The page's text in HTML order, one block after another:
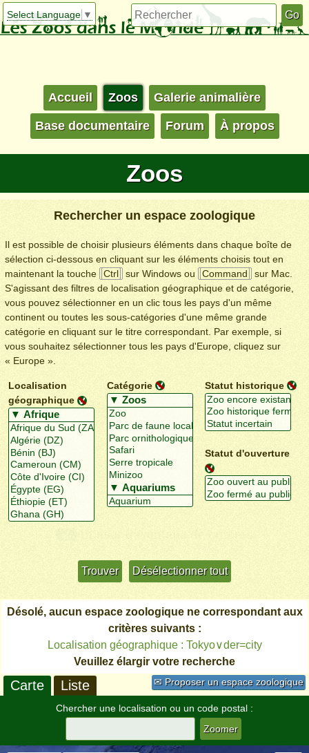
Select Language ▼
Accueil Zoos Galerie animalière
Base documentaire Forum À propos
Zoos
Rechercher un espace zoologique
Il est possible de choisir plusieurs éléments dans chaque boîte de
sélection ci-dessous en cliquant sur les éléments choisis tout en
maintenant la touche
Ctrl sur Windows ou Command
sur Mac.
S'agissant des filtres de localisation géographique et de catégorie,
vous pouvez sélectionner en un clic tous les pays d'un même
continent ou toutes les sous-catégories d'une même grande
catégorie en cliquant sur le titre correspondant. Par exemple, si
vous souhaitez sélectionner tous les pays d'Europe, cliquez sur
« Europe ».
Localisation
géographique
Catégorie Statut historique
Statut d'ouverture
Désolé, aucun espace zoologique ne correspondant aux
critères suivants :
Localisation géographique : Tokyo∨der=city
Veuillez élargir votre recherche
✉ Proposer un espace zoologique
Carte Liste
Chercher une localisation ou un code postal :